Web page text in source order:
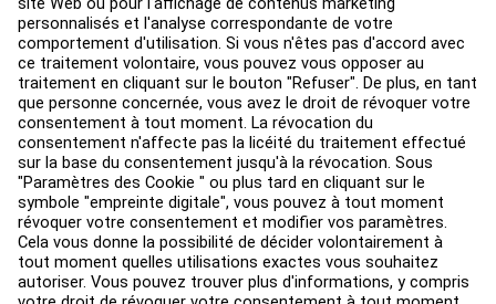
Environ
Trouver un distributeur
Find a Store
Légal
Accessibilité
Sign in to Facility Connect